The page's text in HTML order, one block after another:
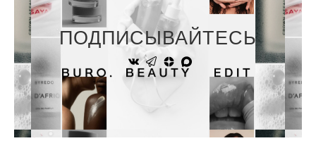
ПОДПИСЫВАЙТЕСЬ